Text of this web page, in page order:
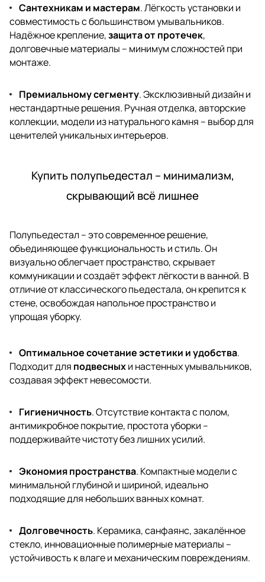
Сантехникам и мастерам. Лёгкость установки и
совместимость с большинством умывальников.
Надёжное крепление,защита от протечек,
долговечные материалы – минимум сложностей при
монтаже.
Премиальному сегменту. Эксклюзивный дизайн и
нестандартные решения. Ручная отделка, авторские
коллекции, модели из натурального камня – выбор для
ценителей уникальных интерьеров.
Купить полупьедестал – минимализм,
скрывающий всё лишнее
Полупьедестал – это современное решение,
объединяющее функциональность и стиль. Он
визуально облегчает пространство, скрывает
коммуникации и создаёт эффект лёгкости в ванной. В
отличие от классического пьедестала, он крепится к
стене, освобождая напольное пространство и
упрощая уборку.
Оптимальное сочетание эстетики и удобства.
Подходит для подвесныхи настенных умывальников,
создавая эффект невесомости.
Гигиеничность. Отсутствие контакта с полом,
антимикробное покрытие, простота уборки –
поддерживайте чистоту без лишних усилий.
Экономия пространства. Компактные модели с
минимальной глубиной и шириной, идеально
подходящие для небольших ванных комнат.
Долговечность. Керамика, санфаянс, закалённое
стекло, инновационные полимерные материалы –
устойчивость к влаге и механическим повреждениям.